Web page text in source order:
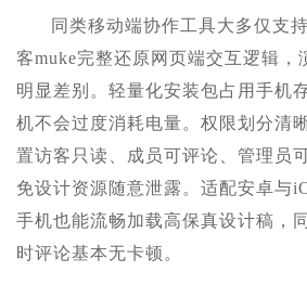
同类移动端协作工具大多仅支
客muke完整还原网页端交互逻辑，
明显差别。轻量化安装包占用手机
机不会过度消耗电量。权限划分清
置访客只读、成员可评论、管理员
免设计资源随意泄露。适配安卓与
手机也能流畅加载高保真设计稿，
时评论基本无卡顿。